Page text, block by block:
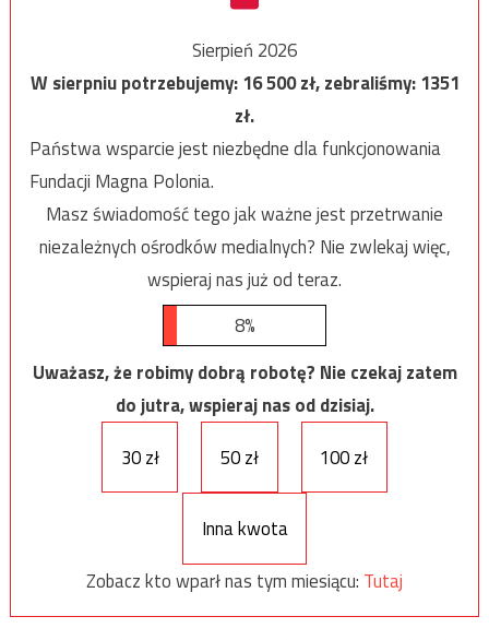
Sierpień 2026
W sierpniu potrzebujemy:16 500zł, zebraliśmy:1351
zł.
Państwa wsparcie jest niezbędne dla funkcjonowania
Fundacji Magna Polonia.
Masz świadomość tego jak ważne jest przetrwanie
niezależnych ośrodków medialnych? Nie zwlekaj więc,
wspieraj nas już od teraz.
8%
Uważasz, że robimy dobrą robotę? Nie czekaj zatem
do jutra, wspieraj nas od dzisiaj.
30 zł
50 zł 100 zł
Inna kwota
Zobacz kto wparł nas tym miesiącu: Tutaj